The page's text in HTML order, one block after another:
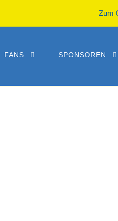
Zum
FANS SPONSOREN